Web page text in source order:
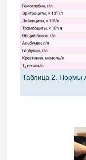
Таблица 2. Нормы